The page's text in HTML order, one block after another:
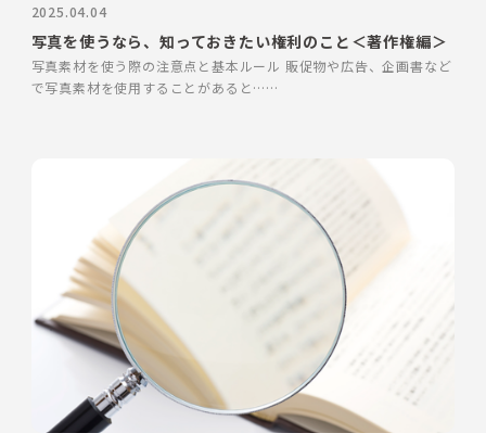
2025.04.04
写真を使うなら、知っておきたい権利のこと＜著作権編＞
写真素材を使う際の注意点と基本ルール 販促物や広告、企画書など
で写真素材を使用することがあると……